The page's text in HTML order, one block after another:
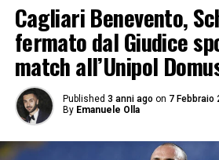
Cagliari Benevento,
fermato dal Giudice
match all’Unipol
Published 3 anni ago on 7 Febbraio
By Emanuele Olla